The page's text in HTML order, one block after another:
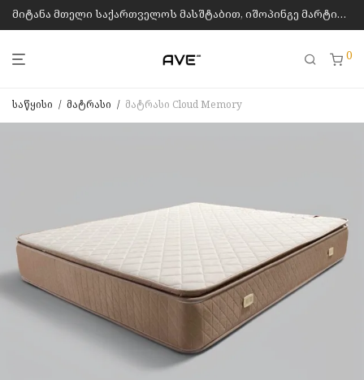
მიტანა მთელი საქართველოს მასშტაბით, იშოპინგე მარტივად
0
საწყისი / მატრასი / მატრასი Cloud Memory